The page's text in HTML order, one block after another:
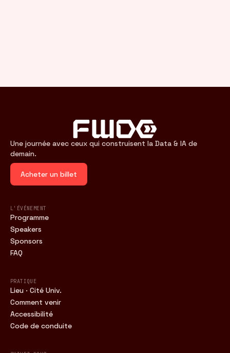
Une journée avec ceux qui construisent la Data & IA de
demain.
Acheter un billet
L'ÉVÉNEMENT
Programme
Speakers
Sponsors
FAQ
PRATIQUE
Lieu · Cité Univ.
Comment venir
Accessibilité
Code de conduite